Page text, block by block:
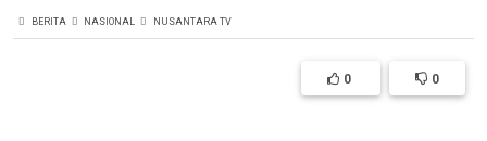
BERITA NASIONAL NUSANTARA TV
0 0